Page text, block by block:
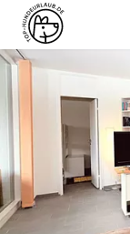
DIREKT BUCHBAR